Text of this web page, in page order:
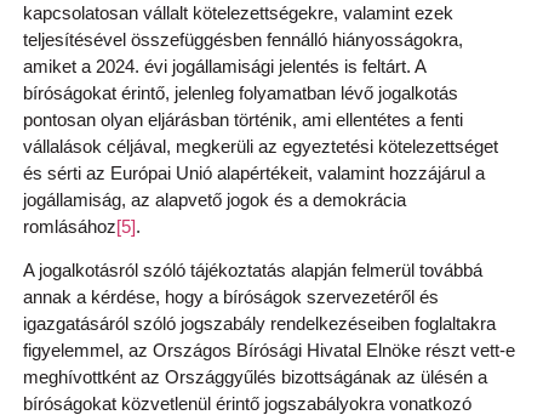
kapcsolatosan vállalt kötelezettségekre, valamint ezek
teljesítésével összefüggésben fennálló hiányosságokra,
amiket a 2024. évi jogállamisági jelentés is feltárt. A
bíróságokat érintő, jelenleg folyamatban lévő jogalkotás
pontosan olyan eljárásban történik, ami ellentétes a fenti
vállalások céljával, megkerüli az egyeztetési kötelezettséget
és sérti az Európai Unió alapértékeit, valamint hozzájárul a
jogállamiság, az alapvető jogok és a demokrácia
romlásához[5].
A jogalkotásról szóló tájékoztatás alapján felmerül továbbá
annak a kérdése, hogy a bíróságok szervezetéről és
igazgatásáról szóló jogszabály rendelkezéseiben foglaltakra
figyelemmel, az Országos Bírósági Hivatal Elnöke részt vett-e
meghívottként az Országgyűlés bizottságának az ülésén a
bíróságokat közvetlenül érintő jogszabályokra vonatkozó